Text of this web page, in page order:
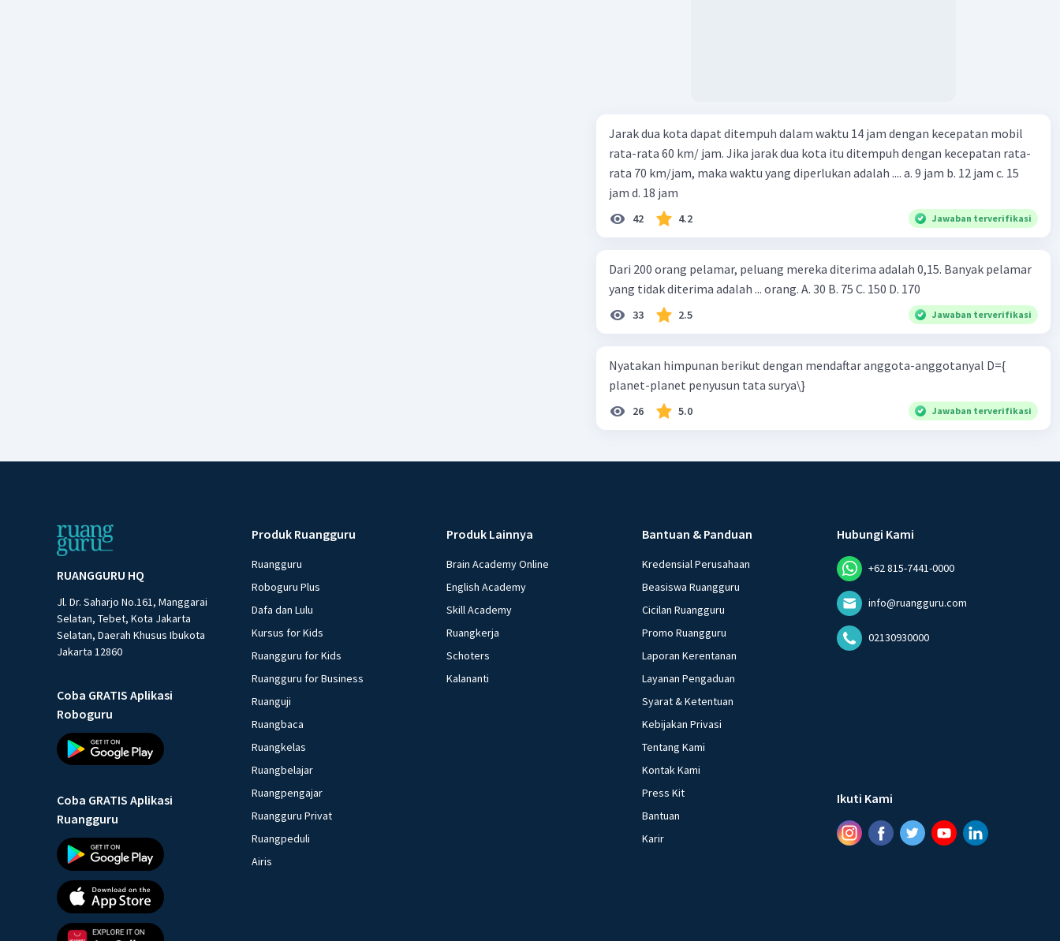
Jarak dua kota dapat ditempuh dalam waktu 14 jam dengan kecepatan mobil
rata-rata 60 km/ jam. Jika jarak dua kota itu ditempuh dengan kecepatan rata-
rata 70 km/jam, maka waktu yang diperlukan adalah .... a. 9 jam b. 12 jam c. 15
jam d. 18 jam
42 4.2 Jawaban terverifikasi
Dari 200 orang pelamar, peluang mereka diterima adalah 0,15. Banyak pelamar
yang tidak diterima adalah ... orang. A. 30 B. 75 C. 150 D. 170
33 2.5 Jawaban terverifikasi
Nyatakan himpunan berikut dengan mendaftar anggota-anggotanyal D={
planet-planet penyusun tata surya\}
26 5.0 Jawaban terverifikasi
RUANGGURU HQ
Jl. Dr. Saharjo No.161, Manggarai
Selatan, Tebet, Kota Jakarta
Selatan, Daerah Khusus Ibukota
Jakarta 12860
Coba GRATIS Aplikasi
Roboguru
Coba GRATIS Aplikasi
Ruangguru
Produk Ruangguru
Ruangguru
Roboguru Plus
Dafa dan Lulu
Kursus for Kids
Ruangguru for Kids
Ruangguru for Business
Ruanguji
Ruangbaca
Ruangkelas
Ruangbelajar
Ruangpengajar
Ruangguru Privat
Ruangpeduli
Airis
Produk Lainnya
Brain Academy Online
English Academy
Skill Academy
Ruangkerja
Schoters
Kalananti
Bantuan & Panduan
Kredensial Perusahaan
Beasiswa Ruangguru
Cicilan Ruangguru
Promo Ruangguru
Laporan Kerentanan
Layanan Pengaduan
Syarat & Ketentuan
Kebijakan Privasi
Tentang Kami
Kontak Kami
Press Kit
Bantuan
Karir
Hubungi Kami
+62 815-7441-0000
info@ruangguru.com
02130930000
Ikuti Kami